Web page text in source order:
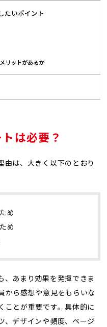
たいポイント
リットがあるか
は必要？
由は、大きく以下のとおり
め
め
、あまり効果を発揮できま
から感想や意見をもらいな
ことが重要です。具体的に
、デザインや頻度、ページ